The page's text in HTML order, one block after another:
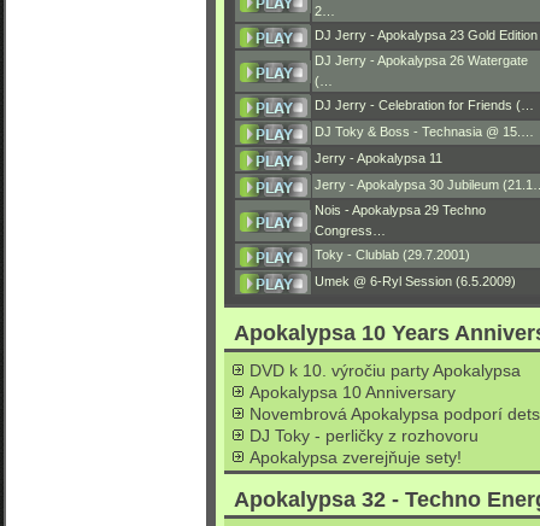
2…
DJ Jerry - Apokalypsa 23 Gold Edition
DJ Jerry - Apokalypsa 26 Watergate
(…
DJ Jerry - Celebration for Friends (…
DJ Toky & Boss - Technasia @ 15.…
Jerry - Apokalypsa 11
Jerry - Apokalypsa 30 Jubileum
Nois - Apokalypsa 29 Techno
Congress…
Toky - Clublab (29.7.2001)
Umek @ 6-Ryl Session (6.5.2009)
Apokalypsa 10 Years
DVD k 10. výročiu party Apokalypsa
Apokalypsa 10 Anniversary
Novembrová Apokalypsa podporí
DJ Toky - perličky z rozhovoru
Apokalypsa zverejňuje sety!
Apokalypsa 32 - Techno